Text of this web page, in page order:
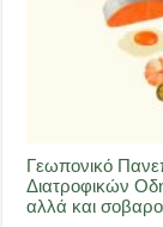
Γεωπονικό
Διατροφικών
αλλά και